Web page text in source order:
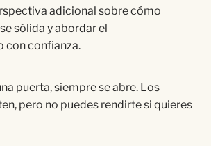
adicional sobre cómo
sólida y abordar el
con confianza.
puerta, siempre se abre. Los
pero no puedes rendirte si quieres